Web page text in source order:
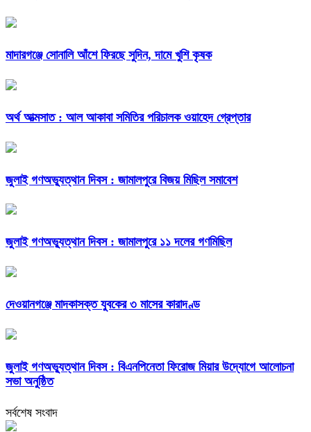
মাদারগঞ্জে সোনালি আঁশে ফিরছে সুদিন, দামে খুশি কৃষক
অর্থ আত্মসাত : আল আকাবা সমিতির পরিচালক ওয়াহেদ গ্রেপ্তার
জুলাই গণঅভ্যুত্থান দিবস : জামালপুরে বিজয় মিছিল সমাবেশ
জুলাই গণঅভ্যুত্থান দিবস : জামালপুরে ১১ দলের গণমিছিল
দেওয়ানগঞ্জে মাদকাসক্ত যুবকের ৩ মাসের কারাদণ্ড
জুলাই গণঅভ্যুত্থান দিবস : বিএনপিনেতা ফিরোজ মিয়ার উদ্যোগে আলোচনা
সভা অনুষ্ঠিত
সর্বশেষ সংবাদ